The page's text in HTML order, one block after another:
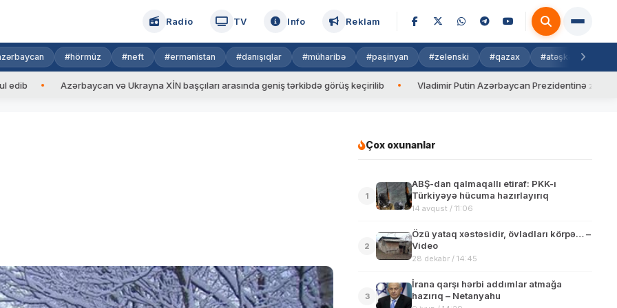
Radio TV Info Reklam
#hörmüz #neft #ermənistan #danışıqlar #müharibə #paşinyan #zelenski #qazax #atəşkəs
Azərbaycan və Ukrayna XİN başçıları arasında geniş tərkibdə görüş keçirilib Vladimir Putin Azərbaycan Prezidentinə zəng edib
Çox oxunanlar
1
ABŞ-dan qalmaqallı etiraf: PKK-ı
Türkiyəyə hücuma hazırlayırıq
14 avqust / 11:06
2
Özü yataq xəstəsidir, övladları körpə… –
Video
28 dekabr / 14:45
3
İrana qarşı hərbi addımlar atmağa
hazırıq – Netanyahu